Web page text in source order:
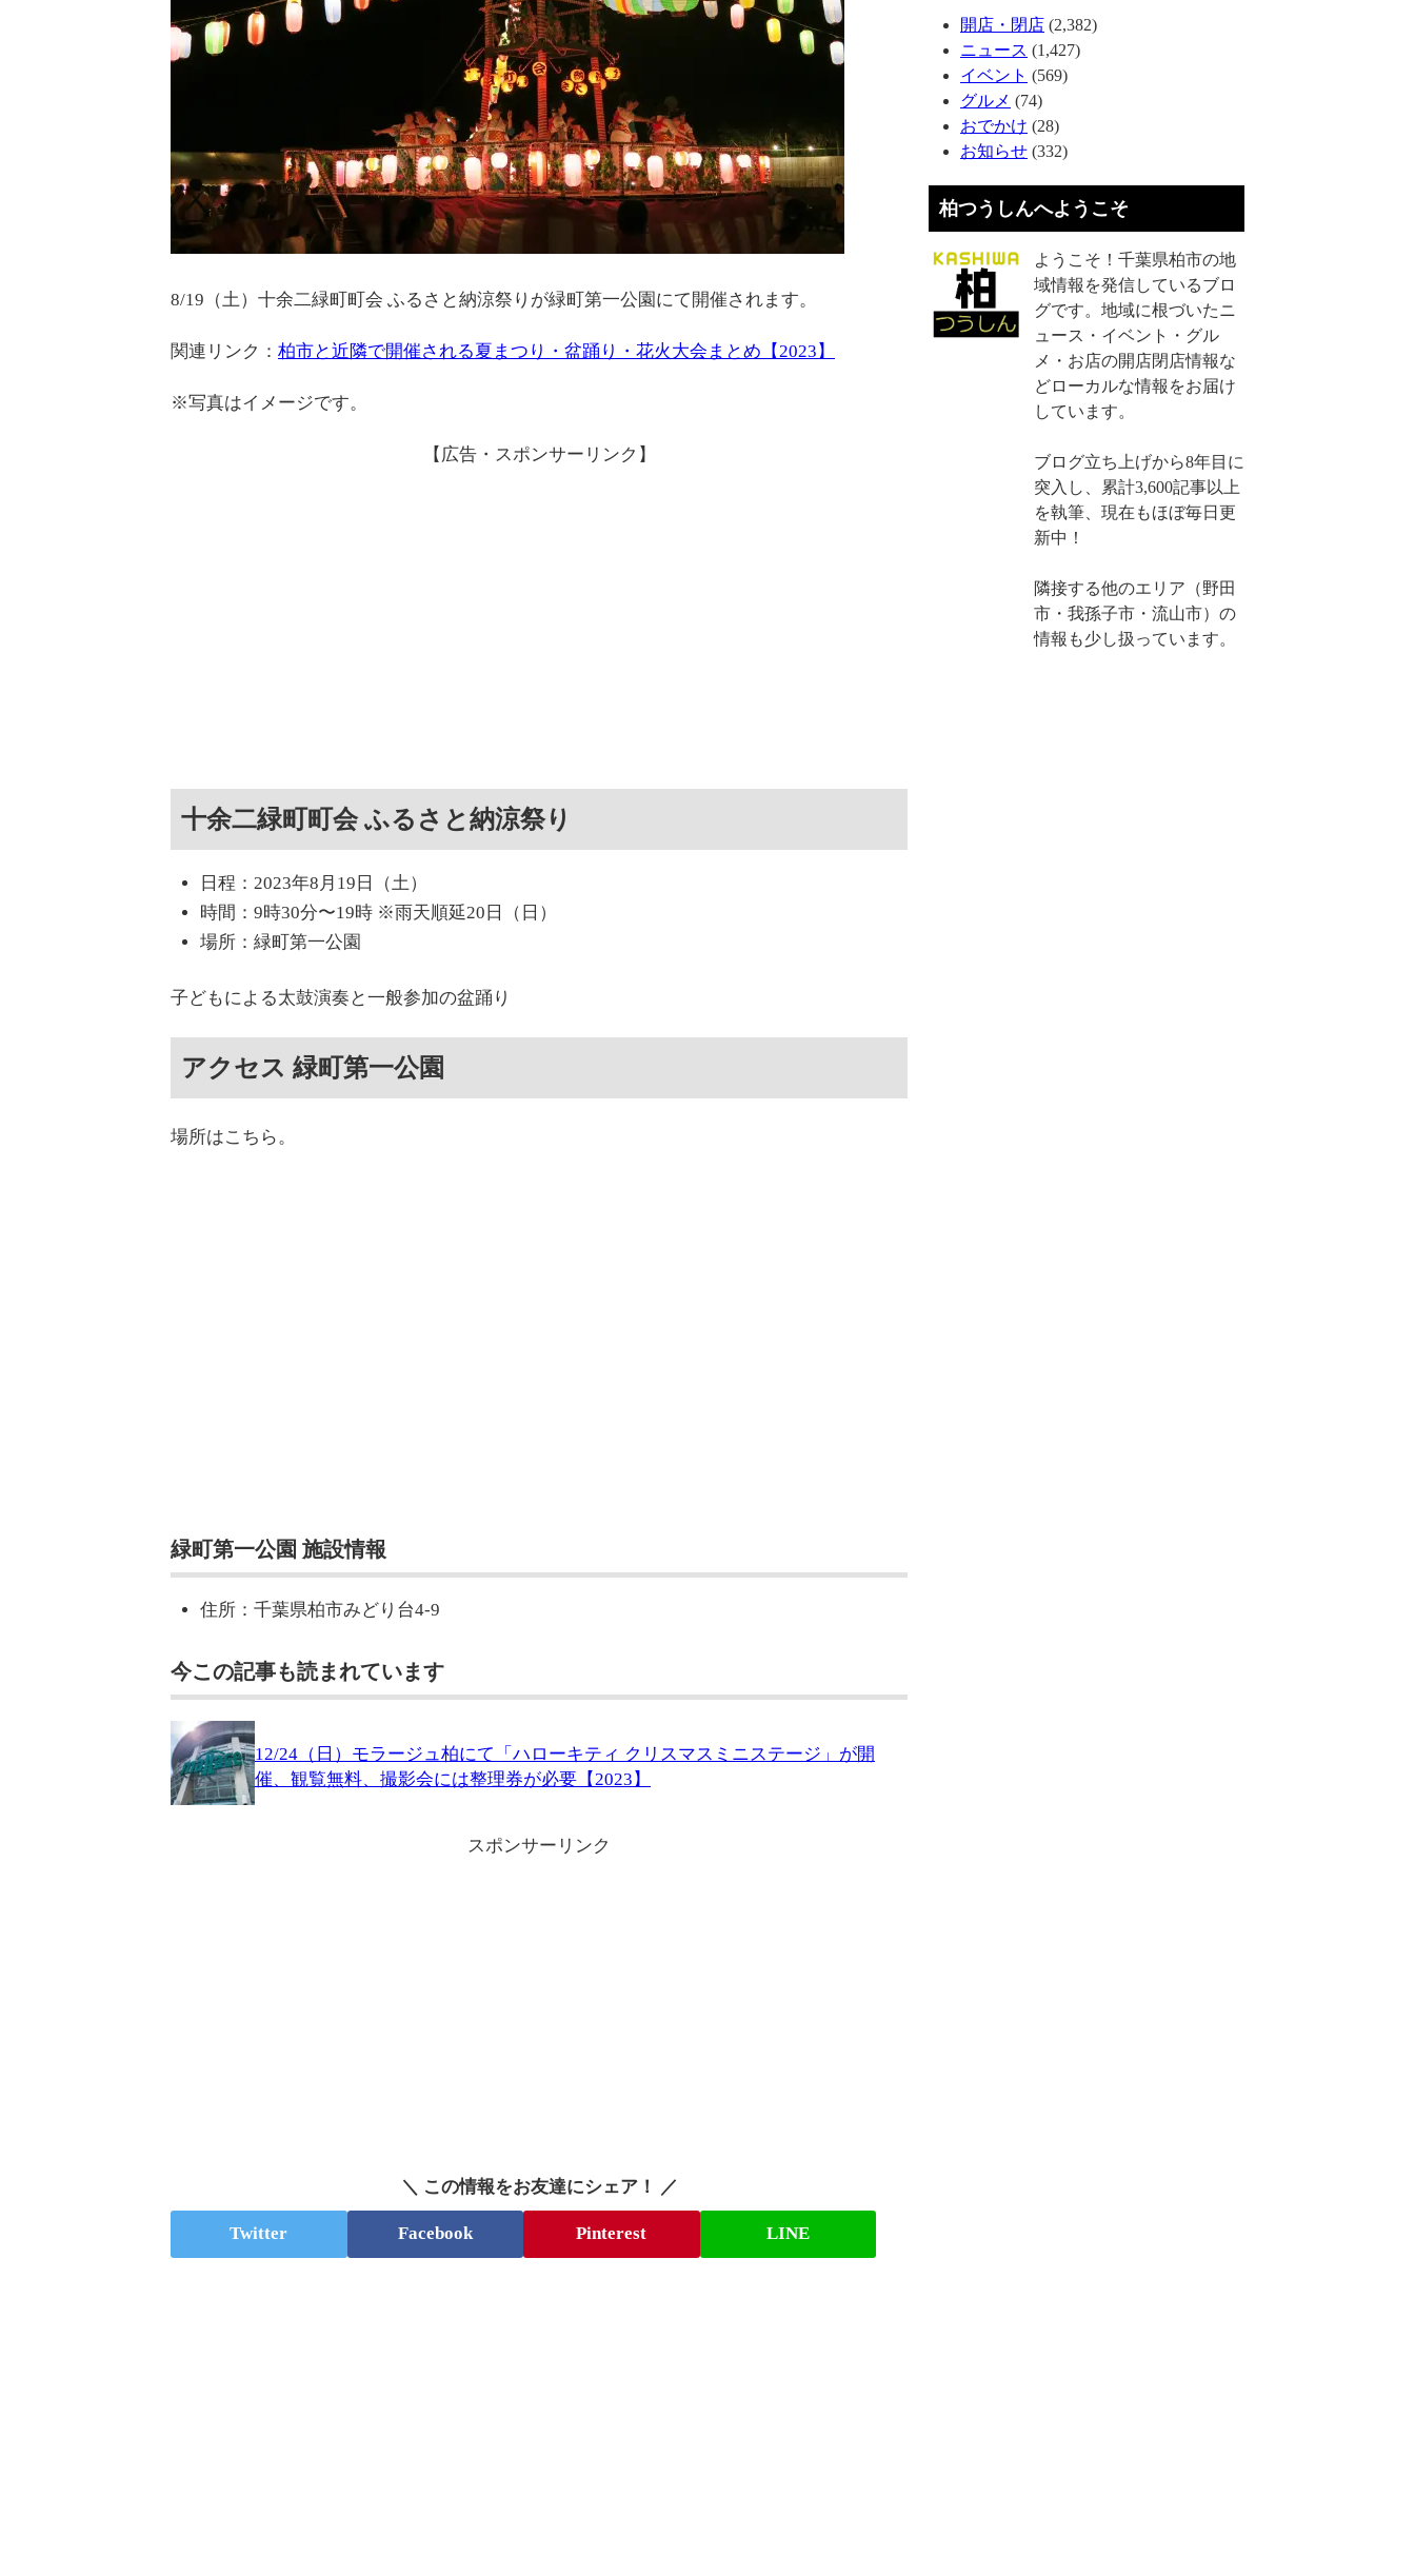
8/19（土）十余二緑町町会 ふるさと納涼祭りが緑町第一公園にて開催されます。
関連リンク： 柏市と近隣で開催される夏まつり・盆踊り・花火大会まとめ【2023】
※写真はイメージです。
【広告・スポンサーリンク】
十余二緑町町会 ふるさと納涼祭り
日程：2023年8月19日（土）
時間：9時30分〜19時 ※雨天順延20日（日）
場所：緑町第一公園
子どもによる太鼓演奏と一般参加の盆踊り
アクセス 緑町第一公園
場所はこちら。
緑町第一公園 施設情報
住所：千葉県柏市みどり台4-9
今この記事も読まれています
12/24（日）モラージュ柏にて「ハローキティ クリスマスミニステージ」が開
催、観覧無料、撮影会には整理券が必要【2023】
スポンサーリンク
＼ この情報をお友達にシェア！ ／
Twitter Facebook Pinterest LINE
開店・閉店 (2,382)
ニュース (1,427)
イベント (569)
グルメ (74)
おでかけ (28)
お知らせ (332)
柏つうしんへようこそ
ようこそ！千葉県柏市の地
域情報を発信しているブロ
グです。地域に根づいたニ
ュース・イベント・グル
メ・お店の開店閉店情報な
どローカルな情報をお届け
しています。
ブログ立ち上げから8年目に
突入し、累計3,600記事以上
を執筆、現在もほぼ毎日更
新中！
隣接する他のエリア（野田
市・我孫子市・流山市）の
情報も少し扱っています。